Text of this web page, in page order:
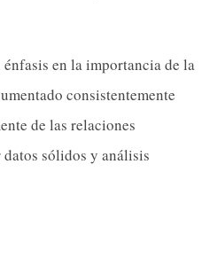
en la importancia de la
consistentemente
de las relaciones
sólidos y análisis